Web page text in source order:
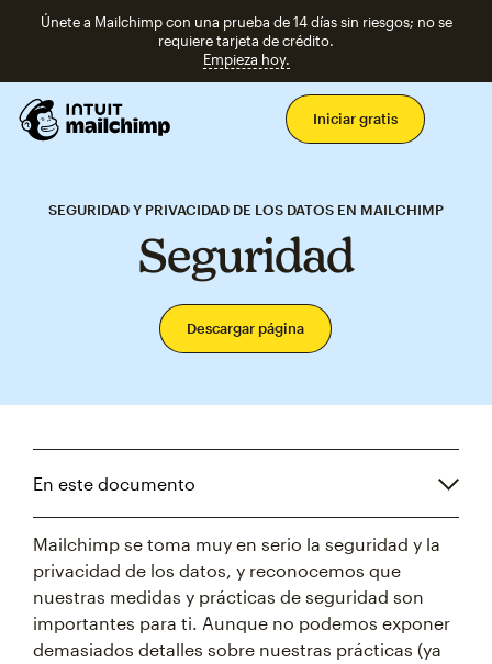
Únete a Mailchimp con una prueba de 14 días sin riesgos; no se
requiere tarjeta de crédito.
Empieza hoy.
Iniciar gratis
SEGURIDAD Y PRIVACIDAD DE LOS DATOS EN MAILCHIMP
Seguridad
Descargar página
En este documento
Mailchimp se toma muy en serio la seguridad y la
privacidad de los datos, y reconocemos que
nuestras medidas y prácticas de seguridad son
importantes para ti. Aunque no podemos exponer
demasiados detalles sobre nuestras prácticas (ya